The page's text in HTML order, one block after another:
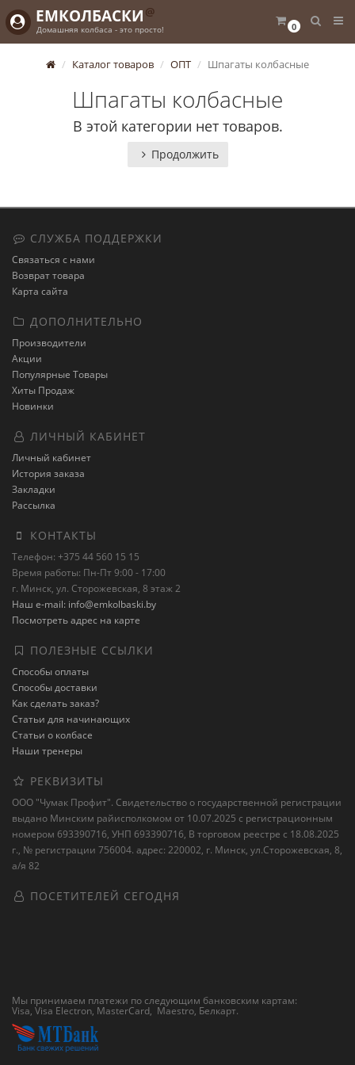
0
ЕМКОЛБАСКИ @
Домашняя колбаса - это просто!
Каталог товаров ОПТ Шпагаты колбасные
Шпагаты колбасные
В этой категории нет товаров.
Продолжить
СЛУЖБА ПОДДЕРЖКИ
Связаться с нами
Возврат товара
Карта сайта
ДОПОЛНИТЕЛЬНО
Производители
Акции
Популярные Товары
Хиты Продаж
Новинки
ЛИЧНЫЙ КАБИНЕТ
Личный кабинет
История заказа
Закладки
Рассылка
КОНТАКТЫ
Телефон: +375 44 560 15 15
Время работы: Пн-Пт 9:00 - 17:00
г. Минск, ул. Сторожевская, 8 этаж 2
Наш e-mail: info@emkolbaski.by
Посмотреть адрес на карте
ПОЛЕЗНЫЕ ССЫЛКИ
Способы оплаты
Способы доставки
Как сделать заказ?
Статьи для начинающих
Статьи о колбасе
Наши тренеры
РЕКВИЗИТЫ
ООО "Чумак Профит". Свидетельство о государственной регистрации
выдано Минским райисполкомом от 10.07.2025 с регистрационным
номером 693390716, УНП 693390716, В торговом реестре с 18.08.2025
г., № регистрации 756004. адрес: 220002, г. Минск, ул.Сторожевская, 8,
а/я 82
ПОСЕТИТЕЛЕЙ СЕГОДНЯ
Мы принимаем платежи по следующим банковским картам:
Visa, Visa Electron, MasterCard, Maestro, Белкарт.